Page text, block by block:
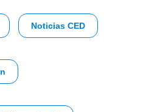
Noticias CED